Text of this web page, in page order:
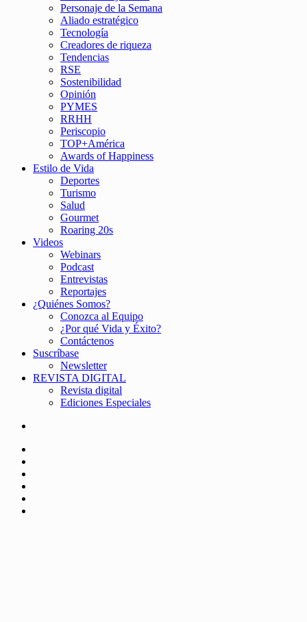
Personaje de la Semana
Aliado estratégico
Tecnología
Creadores de riqueza
Tendencias
RSE
Sostenibilidad
Opinión
PYMES
RRHH
Periscopio
TOP+América
Awards of Happiness
Estilo de Vida
Deportes
Turismo
Salud
Gourmet
Roaring 20s
Videos
Webinars
Podcast
Entrevistas
Reportajes
¿Quiénes Somos?
Conozca al Equipo
¿Por qué Vida y Éxito?
Contáctenos
Suscríbase
Newsletter
REVISTA DIGITAL
Revista digital
Ediciones Especiales